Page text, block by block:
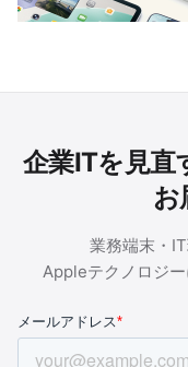
企業ITを見直
お
業務端末・
Appleテクノロジー